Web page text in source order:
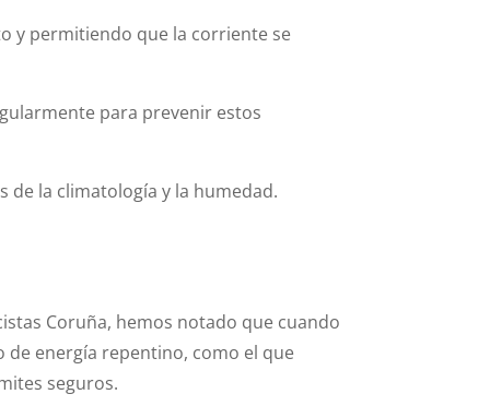
y permitiendo que la corriente se
para prevenir estos
de la climatología y la humedad.
Coruña, hemos notado que cuando
energía repentino, como el que
seguros.